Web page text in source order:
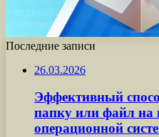
Последние записи
26.03.2026
Эффективный
папку или файл на
операционной